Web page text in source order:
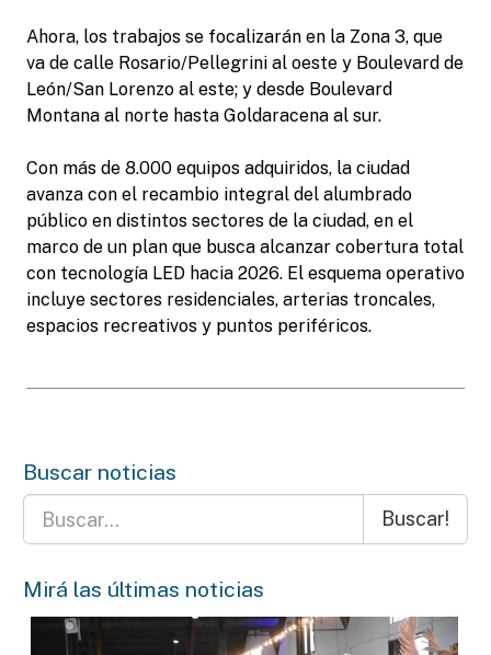
Ahora, los trabajos se focalizarán en la Zona 3, que
va de calle Rosario/Pellegrini al oeste y Boulevard de
León/San Lorenzo al este; y desde Boulevard
Montana al norte hasta Goldaracena al sur.
Con más de 8.000 equipos adquiridos, la ciudad
avanza con el recambio integral del alumbrado
público en distintos sectores de la ciudad, en el
marco de un plan que busca alcanzar cobertura total
con tecnología LED hacia 2026. El esquema operativo
incluye sectores residenciales, arterias troncales,
espacios recreativos y puntos periféricos.
Buscar noticias
Buscar!
Mirá las últimas noticias